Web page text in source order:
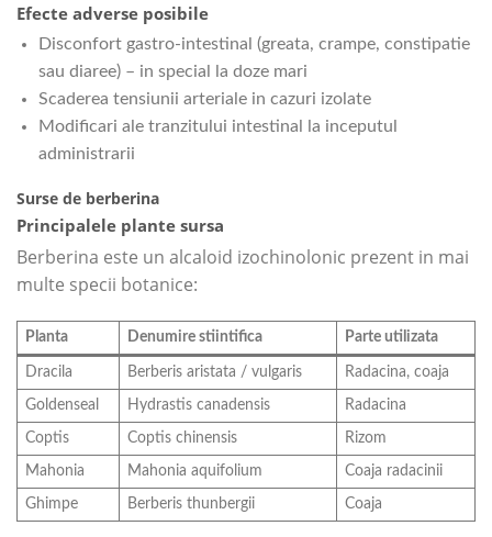
Efecte adverse posibile
Disconfort gastro-intestinal (greata, crampe, constipatie
sau diaree) – in special la doze mari
Scaderea tensiunii arteriale in cazuri izolate
Modificari ale tranzitului intestinal la inceputul
administrarii
Surse de berberina
Principalele plante sursa
Berberina este un alcaloid izochinolonic prezent in mai
multe specii botanice:
Planta Denumire stiintifica Parte utilizata
Dracila Berberis aristata / vulgaris Radacina, coaja
Goldenseal Hydrastis canadensis Radacina
Coptis Coptis chinensis Rizom
Mahonia Mahonia aquifolium Coaja radacinii
Ghimpe Berberis thunbergii Coaja